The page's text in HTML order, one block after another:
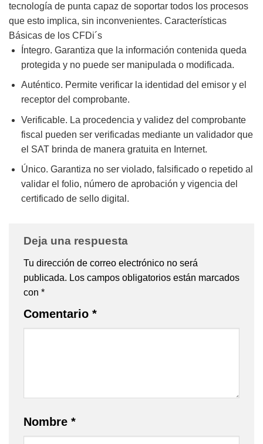
tecnología de punta capaz de soportar todos los procesos
que esto implica, sin inconvenientes. Características
Básicas de los CFDi´s
Íntegro. Garantiza que la información contenida queda
protegida y no puede ser manipulada o modificada.
Auténtico. Permite verificar la identidad del emisor y el
receptor del comprobante.
Verificable. La procedencia y validez del comprobante
fiscal pueden ser verificadas mediante un validador que
el SAT brinda de manera gratuita en Internet.
Único. Garantiza no ser violado, falsificado o repetido al
validar el folio, número de aprobación y vigencia del
certificado de sello digital.
Deja una respuesta
Tu dirección de correo electrónico no será
publicada. Los campos obligatorios están marcados
con *
Comentario *
Nombre *